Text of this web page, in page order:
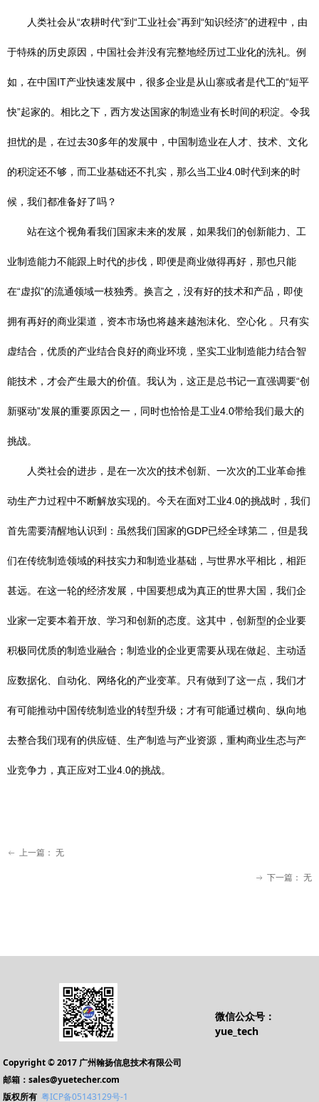
人类社会从“农耕时代”到“工业社会”再到“知识经济”的进程中，由
于特殊的历史原因，中国社会并没有完整地经历过工业化的洗礼。例
如，在中国IT产业快速发展中，很多企业是从山寨或者是代工的“短平
快”起家的。相比之下，西方发达国家的制造业有长时间的积淀。令我
担忧的是，在过去30多年的发展中，中国制造业在人才、技术、文化
的积淀还不够，而工业基础还不扎实，那么当工业4.0时代到来的时
候，我们都准备好了吗？
站在这个视角看我们国家未来的发展，如果我们的创新能力、工
业制造能力不能跟上时代的步伐，即便是商业做得再好，那也只能
在“虚拟”的流通领域一枝独秀。换言之，没有好的技术和产品，即使
拥有再好的商业渠道，资本市场也将越来越泡沫化、空心化 。只有实
虚结合，优质的产业结合良好的商业环境，坚实工业制造能力结合智
能技术，才会产生最大的价值。我认为，这正是总书记一直强调要“创
新驱动”发展的重要原因之一，同时也恰恰是工业4.0带给我们最大的
挑战。
人类社会的进步，是在一次次的技术创新、一次次的工业革命推
动生产力过程中不断解放实现的。今天在面对工业4.0的挑战时，我们
首先需要清醒地认识到：虽然我们国家的GDP已经全球第二，但是我
们在传统制造领域的科技实力和制造业基础，与世界水平相比，相距
甚远。在这一轮的经济发展，中国要想成为真正的世界大国，我们企
业家一定要本着开放、学习和创新的态度。这其中，创新型的企业要
积极同优质的制造业融合；制造业的企业更需要从现在做起、主动适
应数据化、自动化、网络化的产业变革。只有做到了这一点，我们才
有可能推动中国传统制造业的转型升级；才有可能通过横向、纵向地
去整合我们现有的供应链、生产制造与产业资源，重构商业生态与产
业竞争力，真正应对工业4.0的挑战。
ꂃ 上一篇： 无
ꁹ 下一篇： 无
微信公众号：
yue_tech
Copyright © 2017 广州翰扬信息技术有限公司
邮箱：sales@yuetecher.com
版权所有 粤ICP备05143129号-1